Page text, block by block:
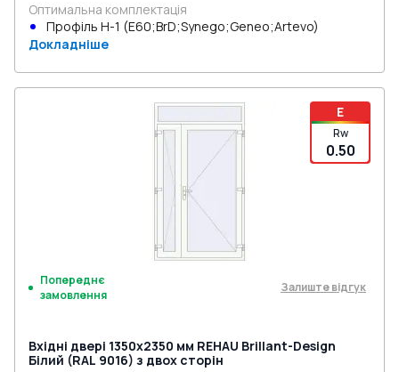
Оптимальна комплектація
Профіль Н-1 (E60;BrD;Synego;Geneo;Artevo)
Докладніше
E
Rw
0.50
Попереднє
замовлення
Залиште відгук
Вхідні двері 1350x2350 мм REHAU Brillant-Design
Білий (RAL 9016) з двох сторін